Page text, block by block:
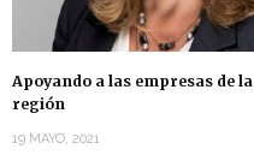
Apoyando a las empresas de la
región
19 MAYO, 2021